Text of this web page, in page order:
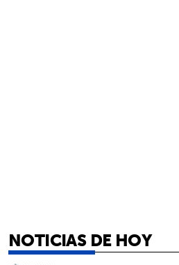
NOTICIAS DE HOY